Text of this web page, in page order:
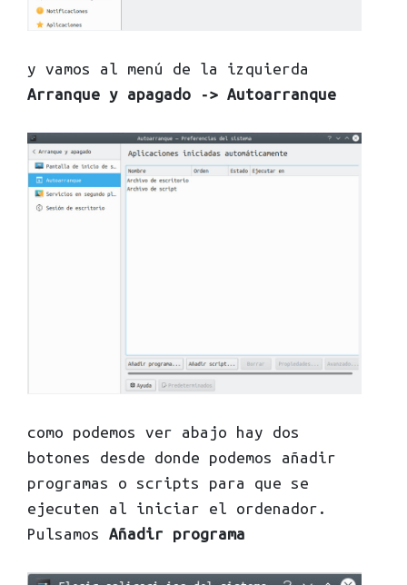
y vamos al menú de la izquierda
Arranque y apagado -> Autoarranque
como podemos ver abajo hay dos
botones desde donde podemos añadir
programas o scripts para que se
ejecuten al iniciar el ordenador.
Pulsamos Añadir programa